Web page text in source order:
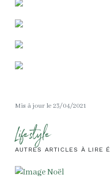
Mis à jour le 23/04/2021
Lifestyle
AUTRES ARTICLES À LIRE